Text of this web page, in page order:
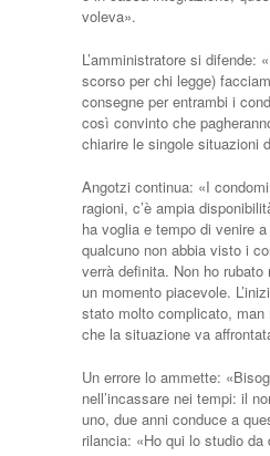
voleva».
L’amministratore si difende:
scorso per chi legge)
consegne per entrambi i
così convinto che
chiarire le singole situazioni
Angotzi continua: «I
ragioni, c’è ampia
ha voglia e tempo di venire
qualcuno non abbia visto i
verrà definita. Non ho
un momento piacevole.
stato molto complicato,
che la situazione va
Un errore lo ammette:
nell’incassare nei tempi: il
uno, due anni conduce a
rilancia: «Ho qui lo studio